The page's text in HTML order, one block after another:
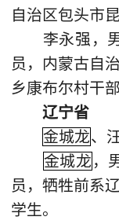
自治区包头市
李永强，男
员，内蒙古自
乡康布尔村干部
辽宁省
金城龙、
金城龙 ，
员，牺牲前系
学生。